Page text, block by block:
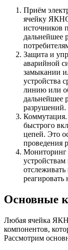
Приём
ячейку
источников
дальнейшее
Защита и
аварийной
замыкании
устройства
линию или
дальнейшее
разрушений.
быстрого
цепей. Это
проведения
Мониторинг
Основные
Любая ячейка
компонентов,
Рассмотрим